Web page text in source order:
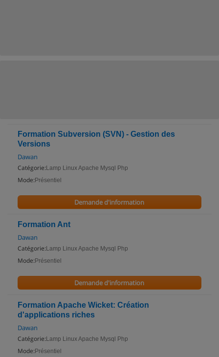
Formation Subversion (SVN) - Gestion des
Versions
Dawan
Catégorie: Lamp Linux Apache Mysql Php
Mode: Présentiel
Demande d'information
Formation Ant
Dawan
Catégorie: Lamp Linux Apache Mysql Php
Mode: Présentiel
Demande d'information
Formation Apache Wicket: Création
d'applications riches
Dawan
Catégorie: Lamp Linux Apache Mysql Php
Mode: Présentiel